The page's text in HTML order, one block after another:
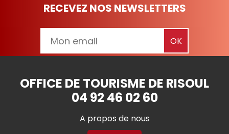
RECEVEZ NOS NEWSLETTERS
OFFICE DE TOURISME DE RISOUL
04 92 46 02 60
A propos de nous